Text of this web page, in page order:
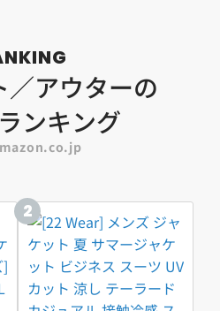
／アウターの
ンキング
2